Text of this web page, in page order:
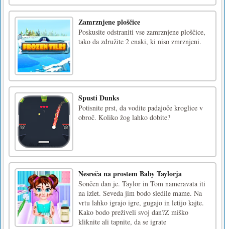
Zamrznjene ploščice
Poskusite odstraniti vse zamrznjene ploščice,
tako da združite 2 enaki, ki niso zmrznjeni.
Spusti Dunks
Potisnite prst, da vodite padajoče kroglice v
obroč. Koliko žog lahko dobite?
Nesreča na prostem Baby Taylorja
Sončen dan je. Taylor in Tom nameravata iti
na izlet. Seveda jim bodo sledile mame. Na
vrtu lahko igrajo igre, gugajo in letijo kajte.
Kako bodo preživeli svoj dan?Z miško
kliknite ali tapnite, da se igrate